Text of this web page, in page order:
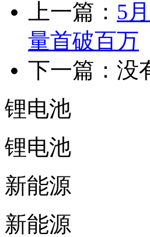
上一篇： 5
量首破百万
下一篇：没
锂电池
锂电池
新能源
新能源